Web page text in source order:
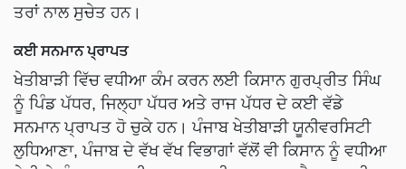
ਤਰਾਂ ਨਾਲ ਸੁਚੇਤ ਹਨ।
ਕਈ ਸਨਮਾਨ ਪ੍ਰਾਪਤ
ਖੇਤੀਬਾੜੀ ਵਿੱਚ ਵਧੀਆ ਕੰਮ ਕਰਨ ਲਈ ਕਿਸਾਨ ਗੁਰਪ੍ਰੀਤ ਸਿੰਘ
ਨੂੰ ਪਿੰਡ ਪੱਧਰ, ਜਿਲ੍ਹਾ ਪੱਧਰ ਅਤੇ ਰਾਜ ਪੱਧਰ ਦੇ ਕਈ ਵੱਡੇ
ਸਨਮਾਨ ਪ੍ਰਾਪਤ ਹੋ ਚੁਕੇ ਹਨ। ਪੰਜਾਬ ਖੇਤੀਬਾੜੀ ਯੂਨੀਵਰਸਿਟੀ
ਲੁਧਿਆਣਾ, ਪੰਜਾਬ ਦੇ ਵੱਖ ਵੱਖ ਵਿਭਾਗਾਂ ਵੱਲੋਂ ਵੀ ਕਿਸਾਨ ਨੂੰ ਵਧੀਆ